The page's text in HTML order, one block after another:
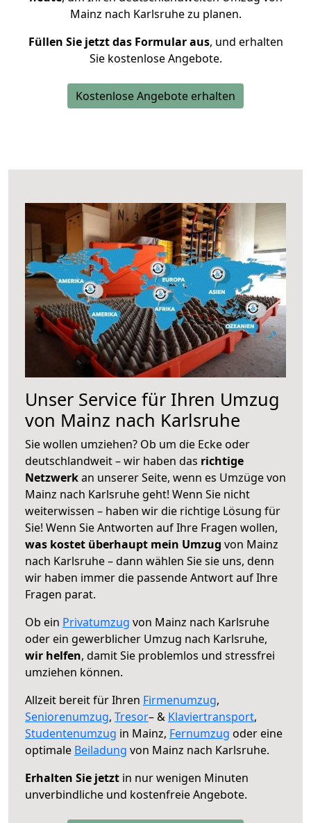
Mainz nach Karlsruhe zu planen.
Füllen Sie jetzt das Formular aus, und erhalten
Sie kostenlose Angebote.
Kostenlose Angebote erhalten
Unser Service für Ihren Umzug
von Mainz nach Karlsruhe
Sie wollen umziehen? Ob um die Ecke oder
deutschlandweit – wir haben das richtige
Netzwerkan unserer Seite, wenn es Umzüge von
Mainz nach Karlsruhe geht! Wenn Sie nicht
weiterwissen – haben wir die richtige Lösung für
Sie! Wenn Sie Antworten auf Ihre Fragen wollen,
was kostet überhaupt mein Umzug von Mainz
nach Karlsruhe – dann wählen Sie sie uns, denn
wir haben immer die passende Antwort auf Ihre
Fragen parat.
Ob ein Privatumzug von Mainz nach Karlsruhe
oder ein gewerblicher Umzug nach Karlsruhe,
wir helfen, damit Sie problemlos und stressfrei
umziehen können.
Allzeit bereit für Ihren Firmenumzug,
Seniorenumzug, Tresor– & Klaviertransport,
Studentenumzug in Mainz, Fernumzug oder eine
optimale Beiladung von Mainz nach Karlsruhe.
Erhalten Sie jetzt in nur wenigen Minuten
unverbindliche und kostenfreie Angebote.